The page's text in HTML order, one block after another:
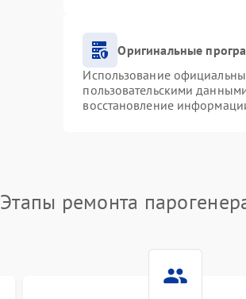
Оригинальные
Использование
пользовательскими
восстановление
Этапы ремонта